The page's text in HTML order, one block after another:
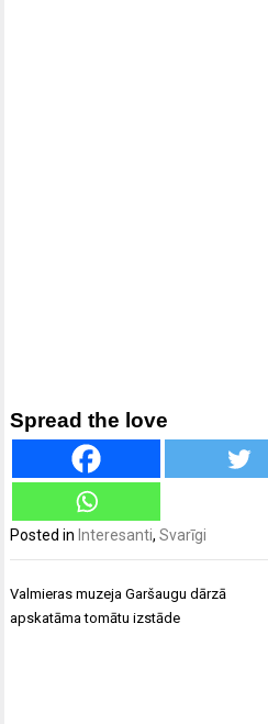
Spread the love
Posted in Interesanti,Svarīgi
Ziņu
izvēlne
Valmieras muzeja Garšaugu dārzā
apskatāma tomātu izstāde